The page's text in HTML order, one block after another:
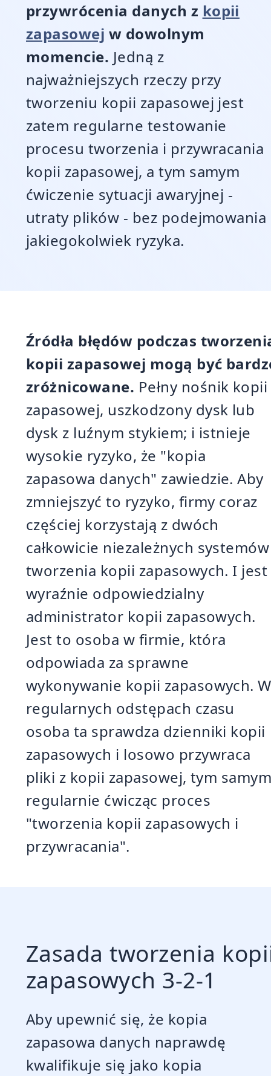
przywrócenia danych z kopii
zapasowej w dowolnym
momencie. Jedną z
najważniejszych rzeczy przy
tworzeniu kopii zapasowej jest
zatem regularne testowanie
procesu tworzenia i przywracania
kopii zapasowej, a tym samym
ćwiczenie sytuacji awaryjnej -
utraty plików - bez podejmowania
jakiegokolwiek ryzyka.
Źródła błędów podczas
kopii zapasowej mogą być
zróżnicowane. Pełny nośnik kopii
zapasowej, uszkodzony dysk lub
dysk z luźnym stykiem; i istnieje
wysokie ryzyko, że "kopia
zapasowa danych" zawiedzie. Aby
zmniejszyć to ryzyko, firmy coraz
częściej korzystają z dwóch
całkowicie niezależnych systemów
tworzenia kopii zapasowych. I jest
wyraźnie odpowiedzialny
administrator kopii zapasowych.
Jest to osoba w firmie, która
odpowiada za sprawne
wykonywanie kopii zapasowych. W
regularnych odstępach czasu
osoba ta sprawdza dzienniki kopii
zapasowych i losowo przywraca
pliki z kopii zapasowej, tym
regularnie ćwicząc proces
"tworzenia kopii zapasowych i
przywracania".
Zasada tworzenia
zapasowych 3-2-1
Aby upewnić się, że kopia
zapasowa danych naprawdę
kwalifikuje się jako kopia